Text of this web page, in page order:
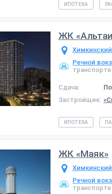
ИПОТЕКА
ЖК
Химкинский
Речной
транспорте
Сдача:
Застройщик:
ИПОТЕКА
ЖК «Маяк»
Химкинский
Речной
транспорте